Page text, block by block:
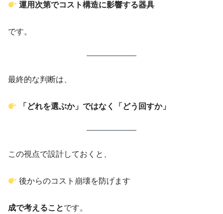
運用次第でコスト構造に影響する器具
です。
最終的な判断は、
「どれを選ぶか」ではなく「どう回すか」
この視点で設計しておくと、
後からのコスト崩壊を防げます
成で考えることです。